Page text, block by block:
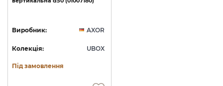
Виробник: AXOR
Колекція: UBOX
Під замовлення